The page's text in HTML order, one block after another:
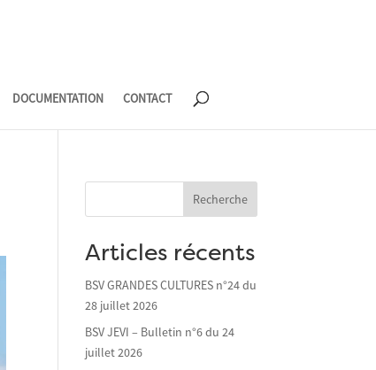
DOCUMENTATION CONTACT
Recherche
Articles récents
BSV GRANDES CULTURES n°24 du
28 juillet 2026
BSV JEVI – Bulletin n°6 du 24
juillet 2026